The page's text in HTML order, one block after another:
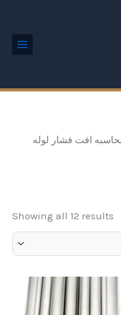
افت فشار لوله
Showing all 12 results